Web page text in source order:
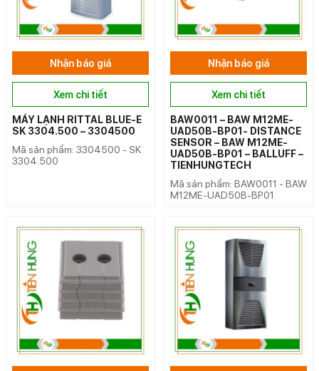
Nhận báo giá
Xem chi tiết
MÁY LẠNH RITTAL BLUE-E
SK 3304.500 – 3304500
Mã sản phẩm: 3304500 - SK
3304.500
Nhận báo giá
Xem chi tiết
BAW0011 – BAW M12ME-
UAD50B-BP01- DISTANCE
SENSOR – BAW M12ME-
UAD50B-BP01 – BALLUFF –
TIENHUNGTECH
Mã sản phẩm: BAW0011 - BAW
M12ME-UAD50B-BP01